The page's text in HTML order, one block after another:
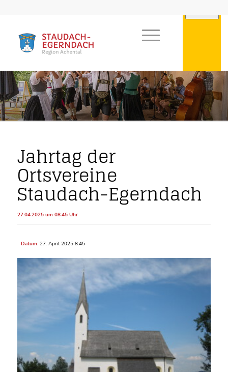
Jahrtag der
Ortsvereine
Staudach-Egerndach
27.04.2025 um 08:45 Uhr
Datum: 27. April 2025 8:45